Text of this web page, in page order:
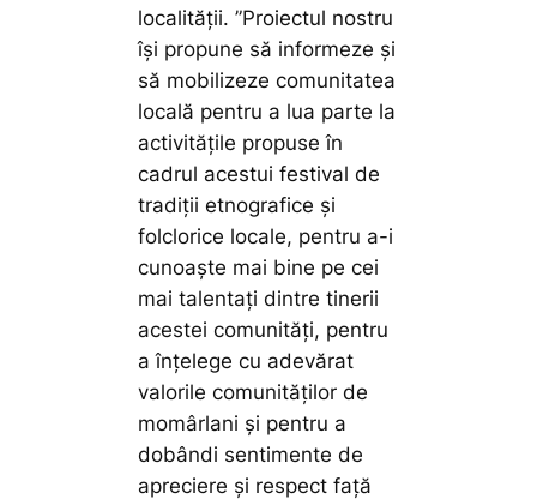
localității.”Proiectul nostru
își propune să informeze și
să mobilizeze comunitatea
locală pentru a lua parte la
activitățile propuse în
cadrul acestui festival de
tradiții etnografice și
folclorice locale, pentru a-i
cunoaște mai bine pe cei
mai talentați dintre tinerii
acestei comunități, pentru
a înțelege cu adevărat
valorile comunităților de
momârlani și pentru a
dobândi sentimente de
apreciere și respect față